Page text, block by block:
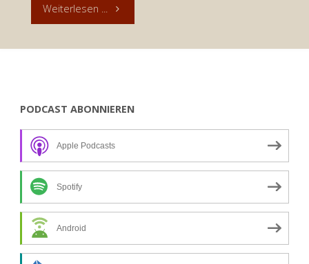
Weiterlesen ... "Andacht
PODCAST ABONNIEREN
Apple Podcasts
Spotify
Android